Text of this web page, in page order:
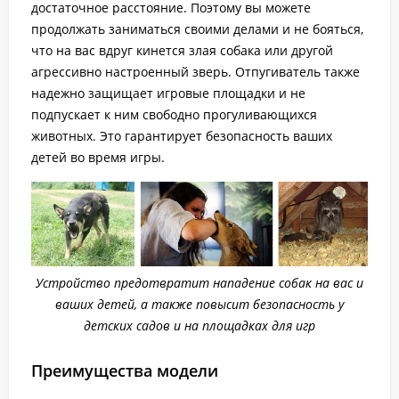
достаточное расстояние. Поэтому вы можете
продолжать заниматься своими делами и не бояться,
что на вас вдруг кинется злая собака или другой
агрессивно настроенный зверь. Отпугиватель также
надежно защищает игровые площадки и не
подпускает к ним свободно прогуливающихся
животных. Это гарантирует безопасность ваших
детей во время игры.
Устройство предотвратит нападение собак на вас и
ваших детей, а также повысит безопасность у
детских садов и на площадках для игр
Преимущества модели